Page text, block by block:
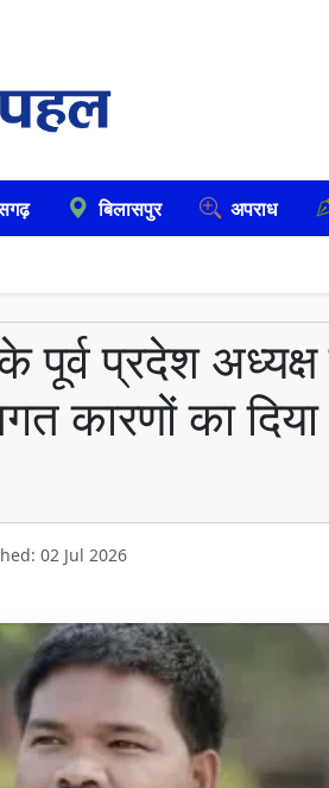
बिलासपुर अपराध
के पूर्व प्रदेश
कारणों का
02 Jul 2026